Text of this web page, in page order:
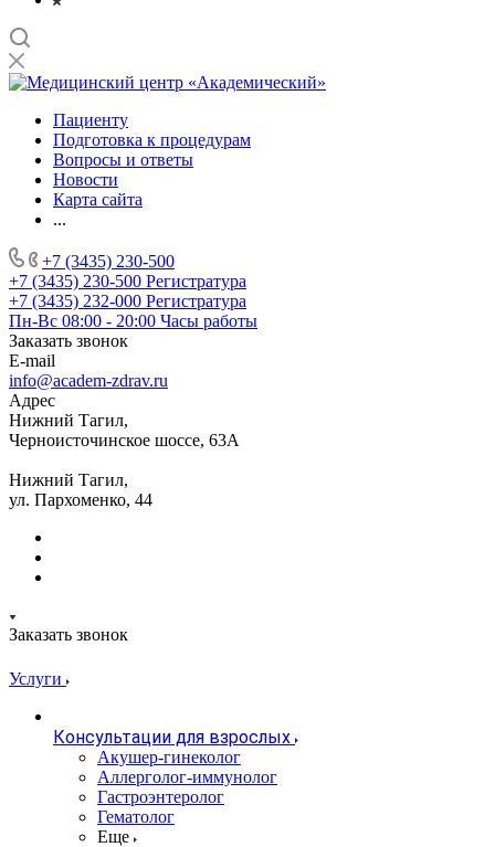
Пациенту
Подготовка к процедурам
Вопросы и ответы
Новости
Карта сайта
...
+7 (3435) 230-500
+7 (3435) 230-500 Регистратура
+7 (3435) 232-000 Регистратура
Пн-Вс 08:00 - 20:00 Часы работы
Заказать звонок
E-mail
info@academ-zdrav.ru
Адрес
Нижний Тагил,
Черноисточинское шоссе, 63А
Нижний Тагил,
ул. Пархоменко, 44
Заказать звонок
Услуги
Консультации для взрослых
Акушер-гинеколог
Аллерголог-иммунолог
Гастроэнтеролог
Гематолог
Еще